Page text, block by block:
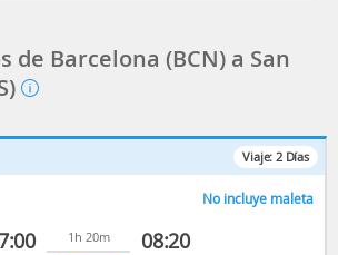
de Barcelona (BCN) a San
Viaje: 2 Días
No incluye maleta
1h 20m
08:20